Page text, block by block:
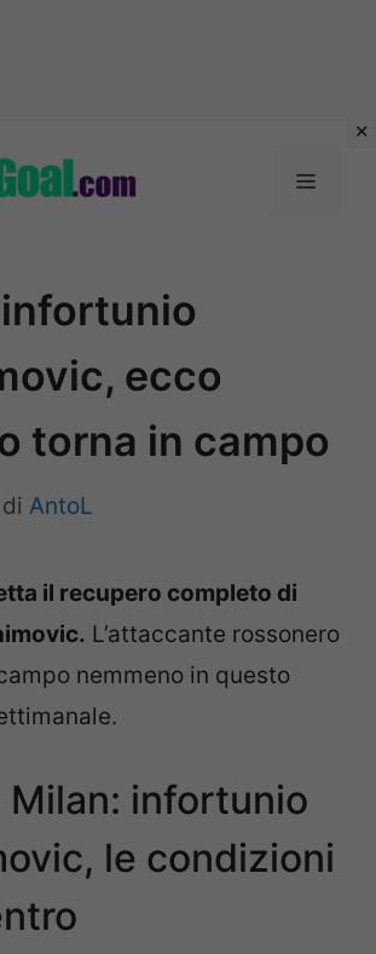
Menu
ecco
torna in campo
di AntoL
il recupero completo di
L’attaccante rossonero
nemmeno in questo
Milan: infortunio
le condizioni